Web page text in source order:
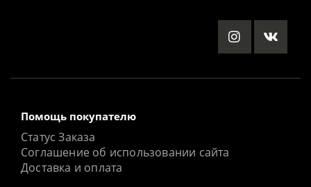
Помощь покупателю
Статус Заказа
Соглашение об использовании сайта
Доставка и оплата